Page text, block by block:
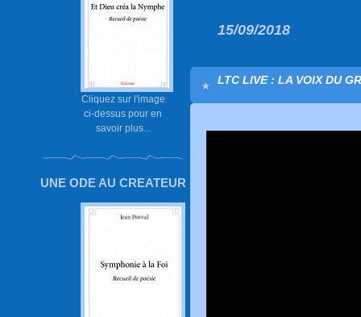
Cliquez sur l'image
ci-dessus pour en
savoir plus...
UNE ODE AU CREATEUR
15/09/2018
LTC LIVE : LA VOIX DU